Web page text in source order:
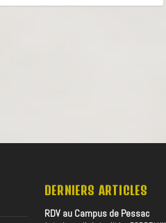
DERNIERS ARTICLES
RDV au Campus de Pessac